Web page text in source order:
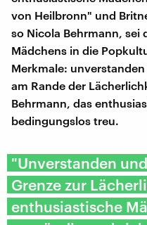
von Heilbronn" und
so Nicola Behrmann, sei
Mädchens in die
Merkmale:
am Rande der
Behrmann, das
bedingungslos treu.
"Unverstanden
Grenze zur
enthusiastische